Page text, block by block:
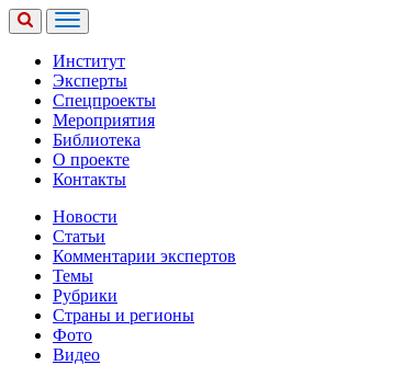
Институт
Эксперты
Спецпроекты
Мероприятия
Библиотека
О проекте
Контакты
Новости
Статьи
Комментарии экспертов
Темы
Рубрики
Страны и регионы
Фото
Видео